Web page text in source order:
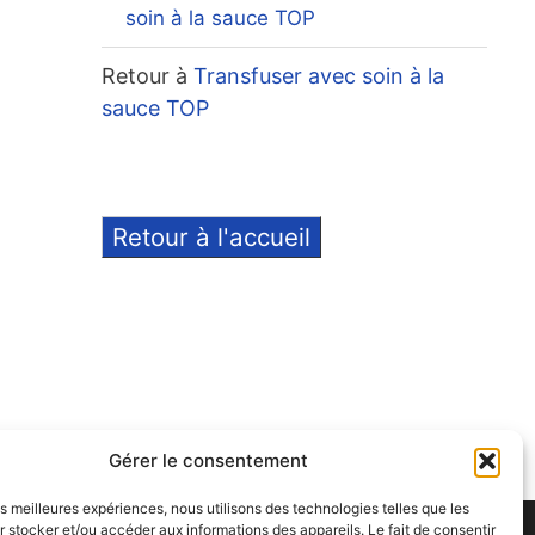
Gérer le consentement
meilleures expériences, nous utilisons des technologies telles que les
stocker et/ou accéder aux informations des appareils. Le fait de consentir
soin à la sauce TOP
Retour à Transfuser avec soin à la
sauce TOP
Retour à l'accueil